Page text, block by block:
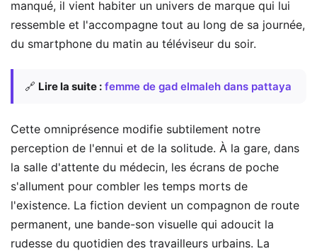
manqué, il vient habiter un univers de marque qui lui
ressemble et l'accompagne tout au long de sa journée,
du smartphone du matin au téléviseur du soir.
🔗 Lire la suite : femme de gad elmaleh dans pattaya
Cette omniprésence modifie subtilement notre
perception de l'ennui et de la solitude. À la gare, dans
la salle d'attente du médecin, les écrans de poche
s'allument pour combler les temps morts de
l'existence. La fiction devient un compagnon de route
permanent, une bande-son visuelle qui adoucit la
rudesse du quotidien des travailleurs urbains. La